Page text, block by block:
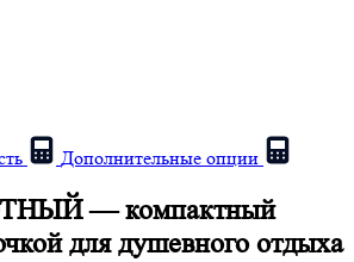
Дополнительные опции
— компактный
для душевного отдыха